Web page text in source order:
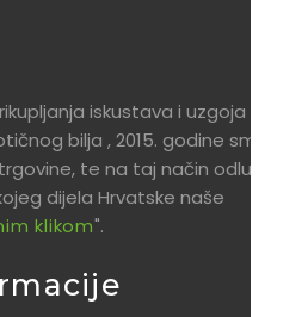
iskustava i uzgoja
bilja , 2015. godine smo
te na taj način odlučili
dijela Hrvatske naše
klikom".